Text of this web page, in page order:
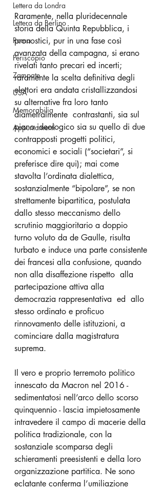
Lettera da Londra
Lettera da Berlino
Roma
Periscopio
Zampate
USA
Memorabilia
Appuntamenti
Raramente, nella pluridecennale
storia della Quinta Repubblica, i
pronostici, pur in una fase così
avanzata della campagna, si erano
rivelati tanto precari ed incerti;
raramente la scelta definitiva degli
elettori era andata cristallizzandosi
su alternative fra loro tanto
diametralmente  contrastanti, sia sul
piano ideologico sia su quello di due
contrapposti progetti politici,
economici e sociali (“societari”, si
preferisce dire qui); mai come
stavolta l’ordinata dialettica,
sostanzialmente “bipolare”, se non
strettamente bipartitica, postulata
dallo stesso meccanismo dello
scrutinio maggioritario a doppio
turno voluto da de Gaulle, risulta
turbato e induce una parte consistente
dei francesi alla confusione, quando
non alla disaffezione rispetto  alla
partecipazione attiva alla
democrazia rappresentativa  ed  allo
stesso ordinato e proficuo
rinnovamento delle istituzioni, a
cominciare dalla magistratura
suprema.
Il vero e proprio terremoto politico
innescato da Macron nel 2016 -
sedimentatosi nell’arco dello scorso
quinquennio - lascia impietosamente
intravedere il campo di macerie della
politica tradizionale, con la
sostanziale scomparsa degli
schieramenti preesistenti e della loro
organizzazione partitica. Ne sono
eclatante conferma l’umiliazione